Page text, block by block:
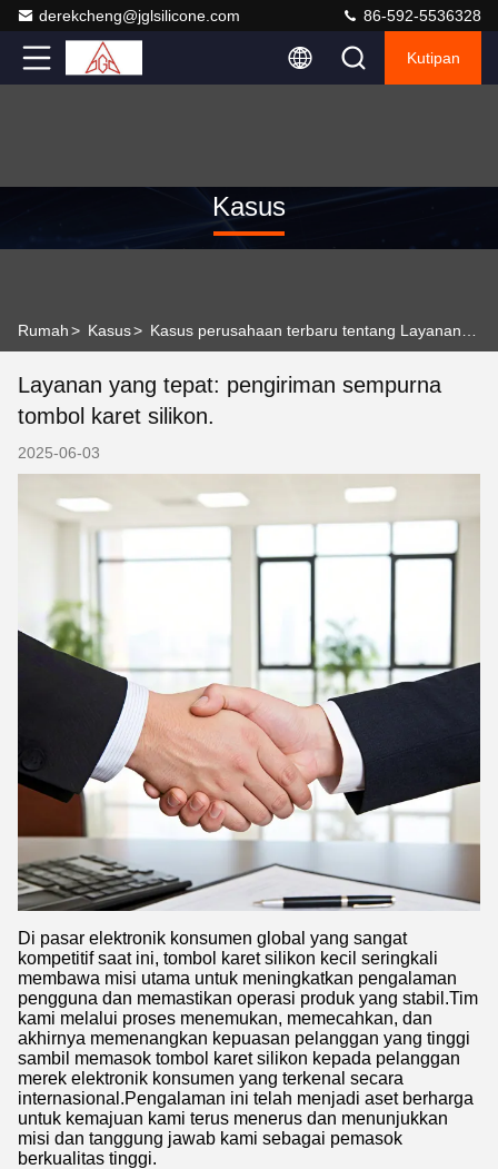
derekcheng@jglsilicone.com 86-592-5536328
Kutipan
Kasus
Rumah> Kasus>
Layanan yang tepat: pengiriman sempurna
tombol karet silikon.
2025-06-03
Di pasar elektronik konsumen global yang sangat
kompetitif saat ini, tombol karet silikon kecil seringkali
membawa misi utama untuk meningkatkan pengalaman
pengguna dan memastikan operasi produk yang stabil.Tim
kami melalui proses menemukan, memecahkan, dan
akhirnya memenangkan kepuasan pelanggan yang tinggi
sambil memasok tombol karet silikon kepada pelanggan
merek elektronik konsumen yang terkenal secara
internasional.Pengalaman ini telah menjadi aset berharga
untuk kemajuan kami terus menerus dan menunjukkan
misi dan tanggung jawab kami sebagai pemasok
berkualitas tinggi.